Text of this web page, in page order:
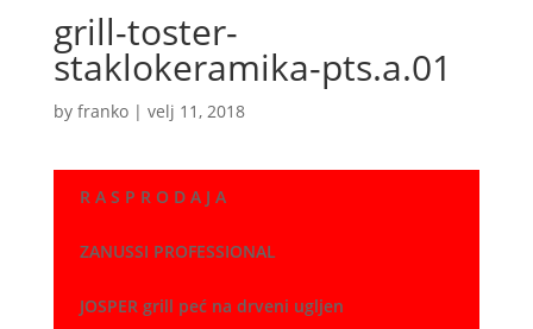
grill-toster-
staklokeramika-pts.a.01
by franko| velj 11, 2018
R A S P R O D A J A
ZANUSSI PROFESSIONAL
JOSPER grill peć na drveni ugljen